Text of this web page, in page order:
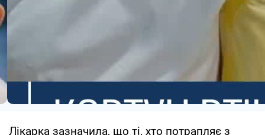
Лікарка зазначила, що ті, хто потрапляє з